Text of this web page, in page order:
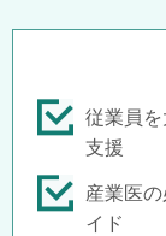
従業員
支援
産業医
イド